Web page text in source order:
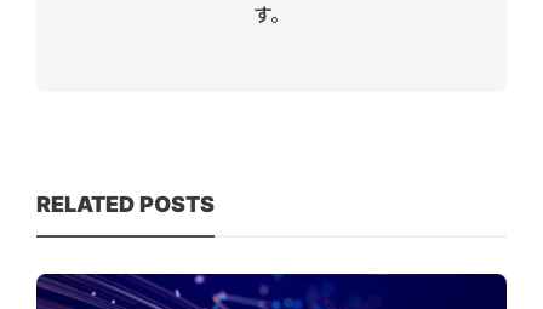
す。
RELATED POSTS